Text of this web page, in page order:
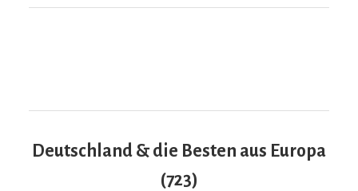
Harry
von
(724)
Deutschland & die Besten aus Europa
(723)